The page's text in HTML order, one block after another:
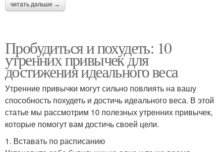
читать дальше →
Пробудиться и похудеть: 10
утренних привычек для
достижения идеального веса
Утренние привычки могут сильно повлиять на вашу
способность похудеть и достичь идеального веса. В этой
статье мы рассмотрим 10 полезных утренних привычек,
которые помогут вам достичь своей цели.
1. Вставать по расписанию